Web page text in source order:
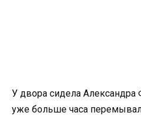
У двора сидела Александра
уже больше часа